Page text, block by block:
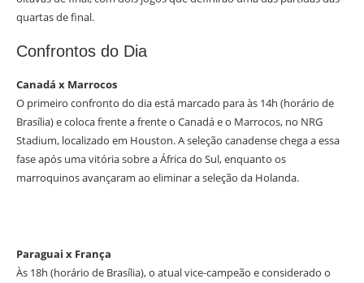
quartas de final.
Confrontos do Dia
Canadá x Marrocos
O primeiro confronto do dia está marcado para às 14h (horário de
Brasília) e coloca frente a frente o Canadá e o Marrocos, no NRG
Stadium, localizado em Houston. A seleção canadense chega a essa
fase após uma vitória sobre a África do Sul, enquanto os
marroquinos avançaram ao eliminar a seleção da Holanda.
Paraguai x França
Às 18h (horário de Brasília), o atual vice-campeão e considerado o